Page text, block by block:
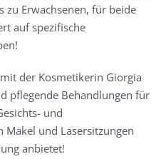
zu Erwachsenen, für beide
auf spezifische
der Kosmetikerin Giorgia
pflegende Behandlungen für
und
und Lasersitzungen
anbietet!